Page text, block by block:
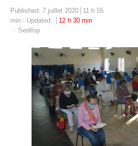
Published: 7 juillet 2020
11 h 55
min
Updated:
12 h 30 min
Author
Sedifop